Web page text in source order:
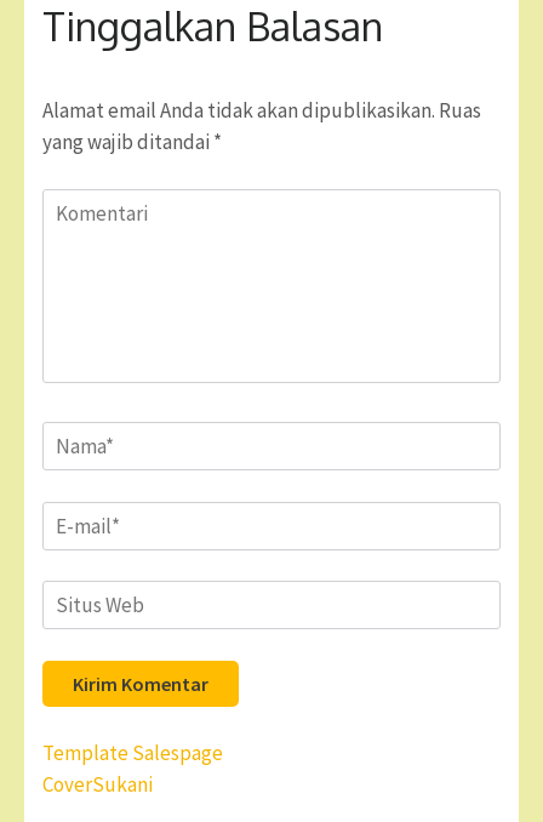
Tinggalkan Balasan
Alamat email Anda tidak akan dipublikasikan. Ruas
yang wajib ditandai *
Komentari
Name*
Email*
Situs
Web
Navigasi
pos
Template Salespage
CoverSukani